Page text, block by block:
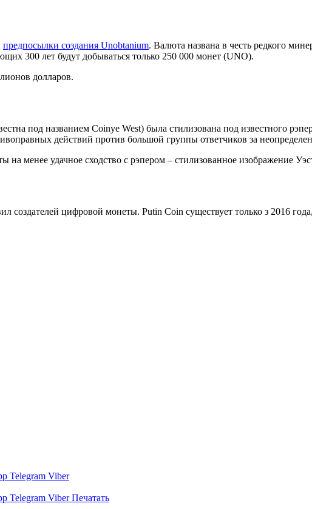
предпосылки создания Unobtanium. Валюта названа в честь редкого
300 лет будут добываться только 250 000 монет (UNO).
долларов.
под названием Coinye West) была стилизована под известного
действий против большой группы ответчиков за
на менее удачное сходство с рэпером – стилизованное изображение
создателей цифровой монеты. Putin Coin существует только з 2016
Telegram Viber
Telegram Viber Печатать